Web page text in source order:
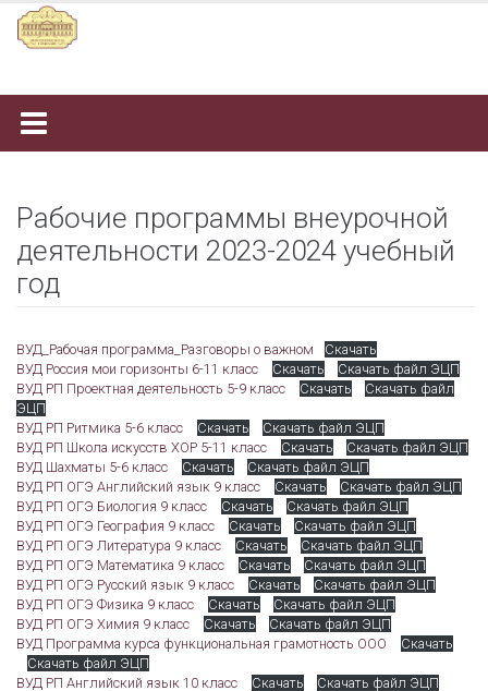
Наверх
Рабочие программы внеурочной
деятельности 2023-2024 учебный
год
ВУД_Рабочая программа_Разговоры о важном
Скачать
ВУД Россия мои горизонты 6-11 класс
Скачать
Скачать файл ЭЦП
ВУД РП Проектная деятельность 5-9 класс
Скачать
Скачать файл
ЭЦП
ВУД РП Ритмика 5-6 класс
Скачать
Скачать файл ЭЦП
ВУД РП Школа искусств ХОР 5-11 класс
Скачать
Скачать файл ЭЦП
ВУД Шахматы 5-6 класс
Скачать
Скачать файл ЭЦП
ВУД РП ОГЭ Английский язык 9 класс
Скачать
Скачать файл ЭЦП
ВУД РП ОГЭ Биология 9 класс
Скачать
Скачать файл ЭЦП
ВУД РП ОГЭ География 9 класс
Скачать
Скачать файл ЭЦП
ВУД РП ОГЭ Литература 9 класс
Скачать
Скачать файл ЭЦП
ВУД РП ОГЭ Математика 9 класс
Скачать
Скачать файл ЭЦП
ВУД РП ОГЭ Русский язык 9 класс
Скачать
Скачать файл ЭЦП
ВУД РП ОГЭ Физика 9 класс
Скачать
Скачать файл ЭЦП
ВУД РП ОГЭ Химия 9 класс
Скачать
Скачать файл ЭЦП
ВУД Программа курса функциональная грамотность ООО
Скачать
Скачать файл ЭЦП
ВУД РП Английский язык 10 класс
Скачать
Скачать файл ЭЦП